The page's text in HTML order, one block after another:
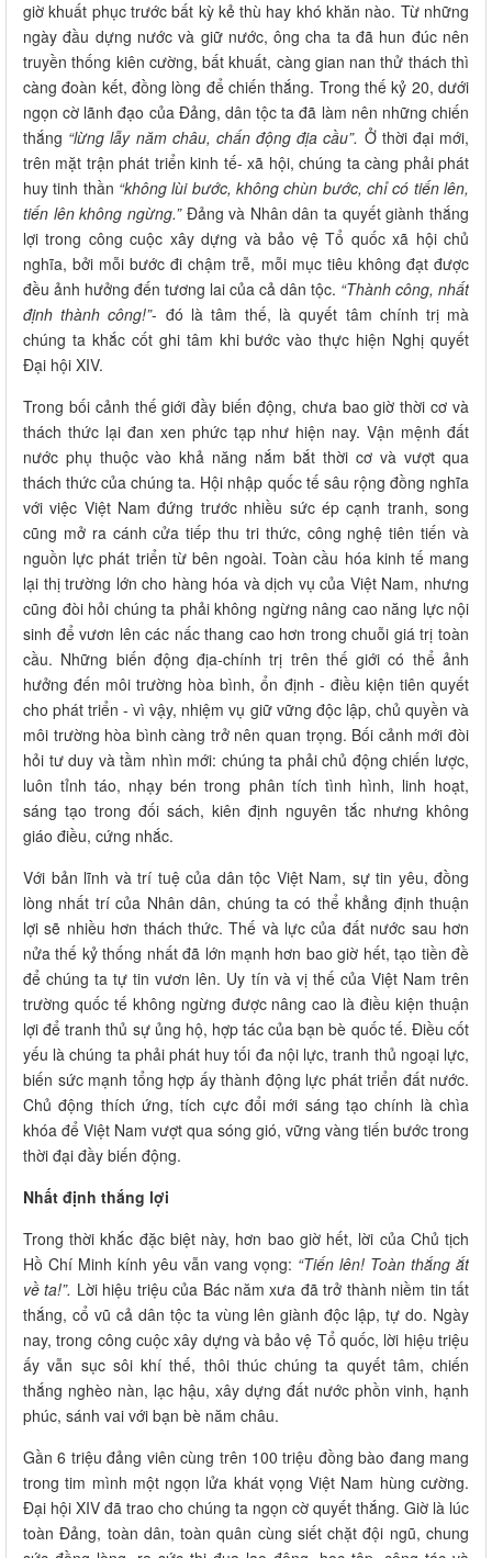
giờ khuất phục trước bất kỳ kẻ thù hay khó khăn nào. Từ những
ngày đầu dựng nước và giữ nước, ông cha ta đã hun đúc nên
truyền thống kiên cường, bất khuất, càng gian nan thử thách thì
càng đoàn kết, đồng lòng để chiến thắng. Trong thế kỷ 20, dưới
ngọn cờ lãnh đạo của Đảng, dân tộc ta đã làm nên những chiến
thắng “lừng lẫy năm châu, chấn động địa cầu”. Ở thời đại mới,
trên mặt trận phát triển kinh tế- xã hội, chúng ta càng phải phát
huy tinh thần “không lùi bước, không chùn bước, chỉ có tiến lên,
tiến lên không ngừng.”Đảng và Nhân dân ta quyết giành thắng
lợi trong công cuộc xây dựng và bảo vệ Tổ quốc xã hội chủ
nghĩa, bởi mỗi bước đi chậm trễ, mỗi mục tiêu không đạt được
đều ảnh hưởng đến tương lai của cả dân tộc. “Thành công, nhất
định thành công!”- đó là tâm thế, là quyết tâm chính trị mà
chúng ta khắc cốt ghi tâm khi bước vào thực hiện Nghị quyết
Đại hội XIV.
Trong bối cảnh thế giới đầy biến động, chưa bao giờ thời cơ và
thách thức lại đan xen phức tạp như hiện nay. Vận mệnh đất
nước phụ thuộc vào khả năng nắm bắt thời cơ và vượt qua
thách thức của chúng ta. Hội nhập quốc tế sâu rộng đồng nghĩa
với việc Việt Nam đứng trước nhiều sức ép cạnh tranh, song
cũng mở ra cánh cửa tiếp thu tri thức, công nghệ tiên tiến và
nguồn lực phát triển từ bên ngoài. Toàn cầu hóa kinh tế mang
lại thị trường lớn cho hàng hóa và dịch vụ của Việt Nam, nhưng
cũng đòi hỏi chúng ta phải không ngừng nâng cao năng lực nội
sinh để vươn lên các nấc thang cao hơn trong chuỗi giá trị toàn
cầu. Những biến động địa-chính trị trên thế giới có thể ảnh
hưởng đến môi trường hòa bình, ổn định - điều kiện tiên quyết
cho phát triển - vì vậy, nhiệm vụ giữ vững độc lập, chủ quyền và
môi trường hòa bình càng trở nên quan trọng. Bối cảnh mới đòi
hỏi tư duy và tầm nhìn mới: chúng ta phải chủ động chiến lược,
luôn tỉnh táo, nhạy bén trong phân tích tình hình, linh hoạt,
sáng tạo trong đối sách, kiên định nguyên tắc nhưng không
giáo điều, cứng nhắc.
Với bản lĩnh và trí tuệ của dân tộc Việt Nam, sự tin yêu, đồng
lòng nhất trí của Nhân dân, chúng ta có thể khẳng định thuận
lợi sẽ nhiều hơn thách thức. Thế và lực của đất nước sau hơn
nửa thế kỷ thống nhất đã lớn mạnh hơn bao giờ hết, tạo tiền đề
để chúng ta tự tin vươn lên. Uy tín và vị thế của Việt Nam trên
trường quốc tế không ngừng được nâng cao là điều kiện thuận
lợi để tranh thủ sự ủng hộ, hợp tác của bạn bè quốc tế. Điều cốt
yếu là chúng ta phải phát huy tối đa nội lực, tranh thủ ngoại lực,
biến sức mạnh tổng hợp ấy thành động lực phát triển đất nước.
Chủ động thích ứng, tích cực đổi mới sáng tạo chính là chìa
khóa để Việt Nam vượt qua sóng gió, vững vàng tiến bước trong
thời đại đầy biến động.
Nhất định thắng lợi
Trong thời khắc đặc biệt này, hơn bao giờ hết, lời của Chủ tịch
Hồ Chí Minh kính yêu vẫn vang vọng: “Tiến lên! Toàn thắng ắt
về ta!”. Lời hiệu triệu của Bác năm xưa đã trở thành niềm tin tất
thắng, cổ vũ cả dân tộc ta vùng lên giành độc lập, tự do. Ngày
nay, trong công cuộc xây dựng và bảo vệ Tổ quốc, lời hiệu triệu
ấy vẫn sục sôi khí thế, thôi thúc chúng ta quyết tâm, chiến
thắng nghèo nàn, lạc hậu, xây dựng đất nước phồn vinh, hạnh
phúc, sánh vai với bạn bè năm châu.
Gần 6 triệu đảng viên cùng trên 100 triệu đồng bào đang mang
trong tim mình một ngọn lửa khát vọng Việt Nam hùng cường.
Đại hội XIV đã trao cho chúng ta ngọn cờ quyết thắng. Giờ là lúc
toàn Đảng, toàn dân, toàn quân cùng siết chặt đội ngũ, chung